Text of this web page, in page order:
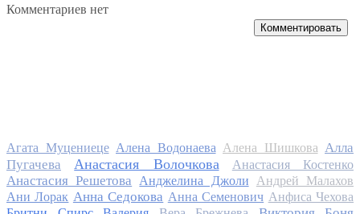
Комментариев нет
Комментировать
Агата Муцениеце Алена Водонаева Алена Шишкова Алла
Пугачева
Анастасия Волочкова Анастасия Костенко
Анастасия Решетова Анджелина Джоли
Андрей Малахов
Ани Лорак Анна Седокова Анна Семенович Анфиса Чехова